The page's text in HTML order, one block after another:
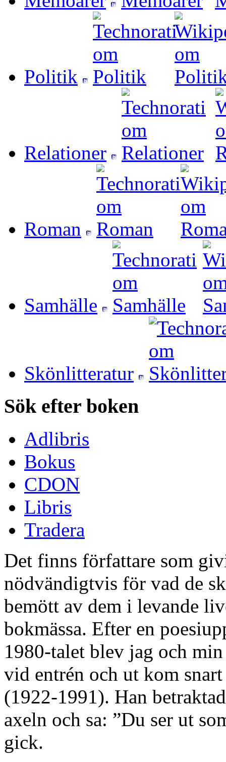
Politik
Relationer
Roman
Samhälle
Skönlitteratur
Sök efter boken
Adlibris
Bokus
CDON
Libris
Tradera
Det finns författare som
nödvändigtvis för vad de
bemött av dem i levande
bokmässa. Efter en
1980-talet blev jag och
vid entrén och ut kom
(1922-1991). Han
axeln och sa: ”Du ser ut
gick.